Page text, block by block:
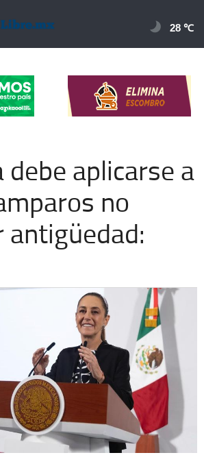
28 ℃
debe aplicarse a
no